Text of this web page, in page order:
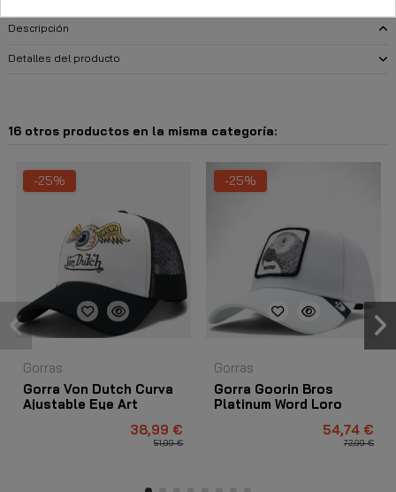
Descripción
Detalles del producto
16 otros productos en la misma categoría:
-25%
Gorras
Gorra Von Dutch Curva
Ajustable Eye Art
38,99 €
51,99 €
-25%
Gorras
Gorra Goorin Bros
Platinum Word Loro
54,74 €
72,99 €